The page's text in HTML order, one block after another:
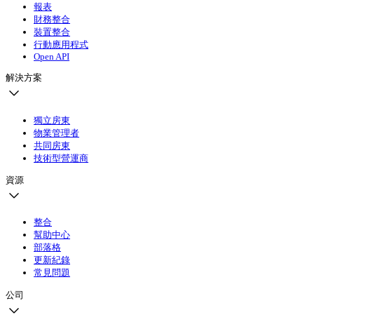
報表
財務整合
裝置整合
行動應用程式
Open API
解決方案
獨立房東
物業管理者
共同房東
技術型營運商
資源
整合
幫助中心
部落格
更新紀錄
常見問題
公司